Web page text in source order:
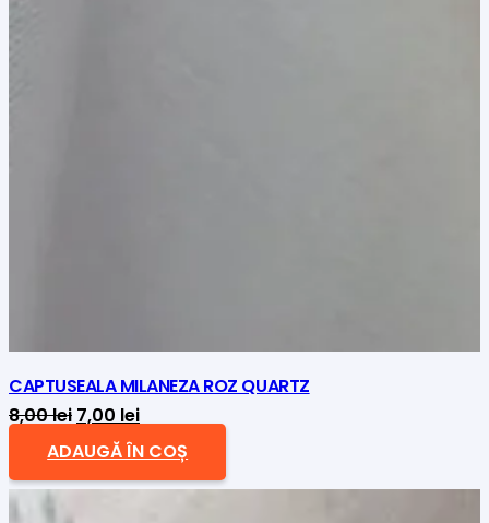
CAPTUSEALA MILANEZA ROZ QUARTZ
8,00lei Prețul
inițial
a
7,00 leiPrețul
curent
este:
ADAUGĂ ÎN COȘ